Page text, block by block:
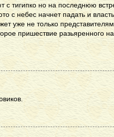
тигипко но на последнюю
с небес начнет падать и
уже не только
пришествие разьяренного